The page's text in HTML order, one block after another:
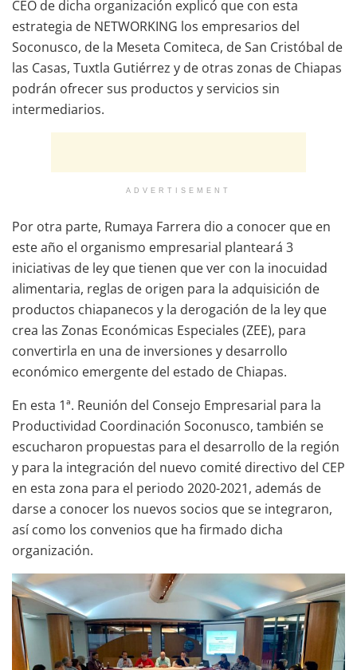
CEO de dicha organización explicó que con esta
estrategia de NETWORKING los empresarios del
Soconusco, de la Meseta Comiteca, de San Cristóbal de
las Casas, Tuxtla Gutiérrez y de otras zonas de Chiapas
podrán ofrecer sus productos y servicios sin
intermediarios.
ADVERTISEMENT
Por otra parte, Rumaya Farrera dio a conocer que en
este año el organismo empresarial planteará 3
iniciativas de ley que tienen que ver con la inocuidad
alimentaria, reglas de origen para la adquisición de
productos chiapanecos y la derogación de la ley que
crea las Zonas Económicas Especiales (ZEE), para
convertirla en una de inversiones y desarrollo
económico emergente del estado de Chiapas.
En esta 1ª. Reunión del Consejo Empresarial para la
Productividad Coordinación Soconusco, también se
escucharon propuestas para el desarrollo de la región
y para la integración del nuevo comité directivo del CEP
en esta zona para el periodo 2020-2021, además de
darse a conocer los nuevos socios que se integraron,
así como los convenios que ha firmado dicha
organización.